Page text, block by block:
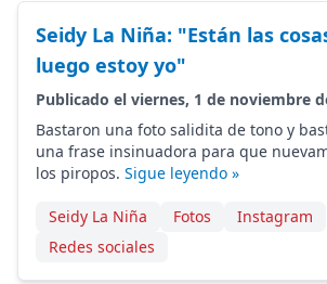
Seidy La Niña: "Están las
luego estoy yo"
Publicado el viernes, 1 de noviembre
Bastaron una foto salidita de tono y
una frase insinuadora para que
los piropos. Sigue leyendo »
Seidy La Niña Fotos
Instagram
Redes sociales